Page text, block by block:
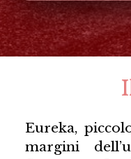
Eureka,
margini